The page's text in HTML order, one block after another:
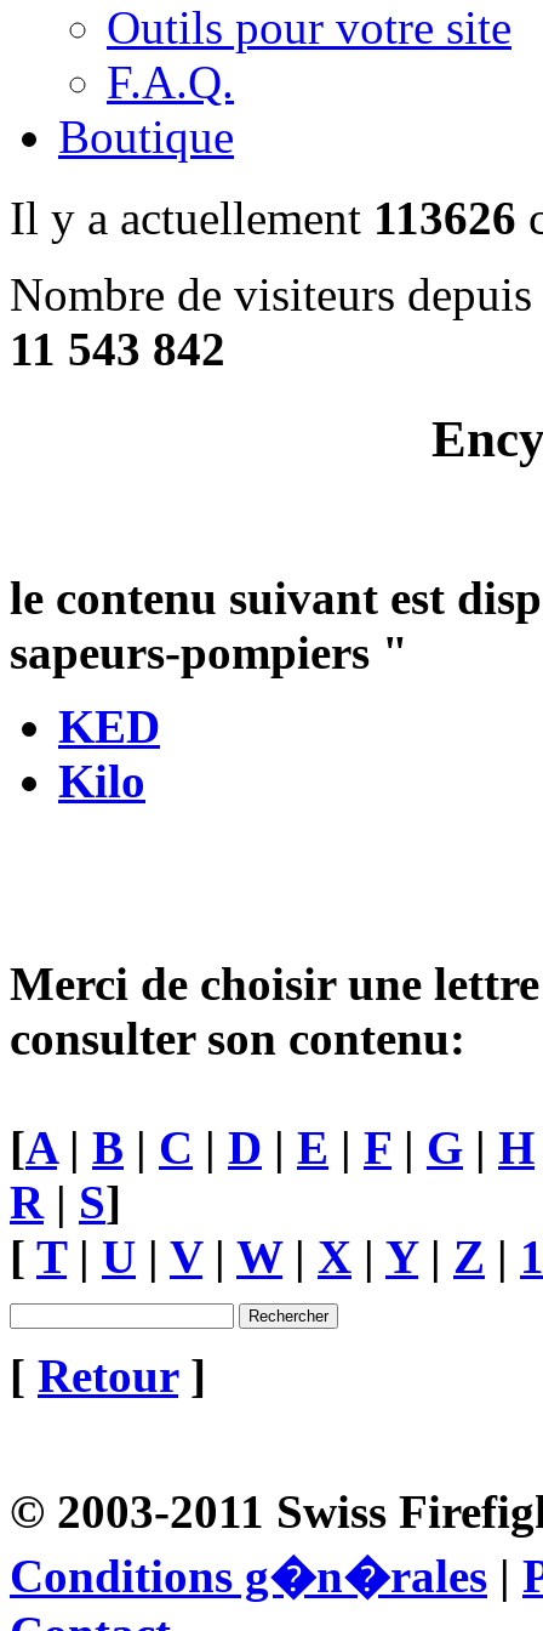
Outils pour votre site
F.A.Q.
Boutique
Il y a actuellement 113626
Nombre de visiteurs
11 543 842
le contenu suivant est
sapeurs-pompiers "
KED
Kilo
Merci de choisir une
consulter son contenu:
[A| B | C | D | E | F | G | H
R| S]
[ T| U | V| W| X | Y| Z | 1
[ Retour]
© 2003-2011 Swiss
Conditions g�n�rales |